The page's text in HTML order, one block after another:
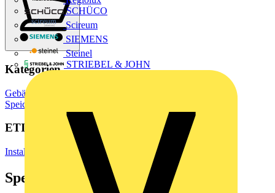
SCHÜCO
Scireum
SIEMENS
Steinel
STRIEBEL & JOHN
Kategorien
Gebäudeleittechnik & Automation
Speicherprogrammierbare Steuerungen
ETIM Group
Installationsbussysteme
Spezifikationen